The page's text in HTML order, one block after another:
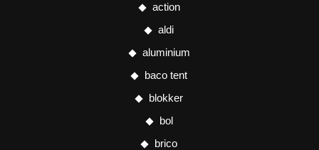
action
aldi
aluminium
baco tent
blokker
bol
brico